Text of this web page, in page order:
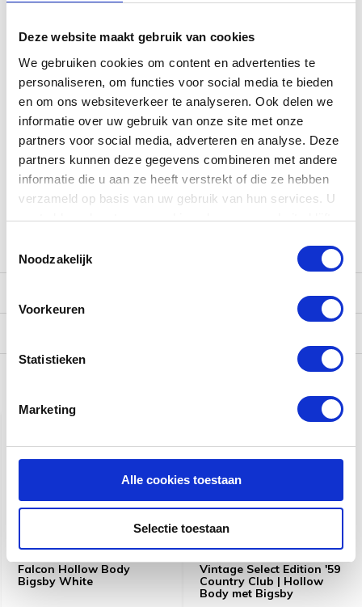
Deze website maakt gebruik van cookies
We gebruiken cookies om content en advertenties te
personaliseren, om functies voor social media te bieden
en om ons websiteverkeer te analyseren. Ook delen we
informatie over uw gebruik van onze site met onze
partners voor social media, adverteren en analyse. Deze
partners kunnen deze gegevens combineren met andere
informatie die u aan ze heeft verstrekt of die ze hebben
verzameld op basis van uw gebruik van hun services. U
gaat akkoord met onze cookies als u onze website blijft
Noodzakelijk
Voorkeuren
Statistieken
Marketing
Alle cookies toestaan
Selectie toestaan
Inruilmogelijkheid
Kom langs in onze showroom!
Heb je vragen of wil je het instrument zelf uitproberen? Kom
dan langs in onzewinkel, waar onze gitaarexperts je graag
verder helpen. Geniet van een persoonlijk adviesgesprek
onder het genot van een kopje koffie, thee of fris. Natuurlijk
kun je ons ook bereiken via e-mail
Falcon Hollow Body
Bigsby White
Vintage Select Edition '59
Country Club | Hollow
Body met Bigsby